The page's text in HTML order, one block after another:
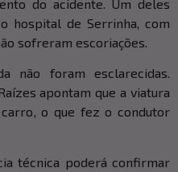
do acidente. Um deles
hospital de Serrinha, com
sofreram escoriações.
não foram esclarecidas.
apontam que a viatura
o que fez o condutor
técnica poderá confirmar